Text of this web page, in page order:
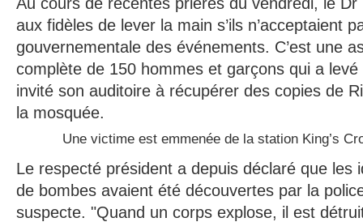
aux fidèles de lever la main s’ils n’acceptaient
gouvernementale des événements. C’est une
complète de 150 hommes et garçons qui a
invité son auditoire à récupérer des copies de
la mosquée.
Une victime est emmenée de la station King’s
Le respecté président a depuis déclaré que les
de bombes avaient été découvertes par la
suspecte. "Quand un corps explose, il est